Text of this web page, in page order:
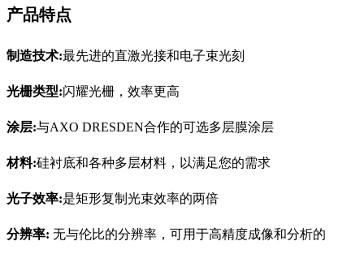
产品特点
制造技术:最先进的直激光接和电子束光刻
光栅类型:闪耀光栅，效率更高
涂层:与AXO DRESDEN合作的可选多层膜涂层
材料:硅衬底和各种多层材料，以满足您的需求
光子效率:是矩形复制光束效率的两倍
分辨率: 无与伦比的分辨率，可用于高精度成像和分析的